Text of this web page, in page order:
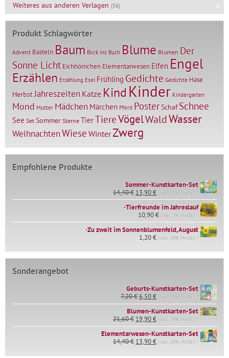
Weiteres aus anderen Verlagen (56)
Produkt Schlagwörter
Advent Basteln Baum Blick ins Buch Blume Blumen Der
Sonne Licht Eichhörnchen Elementarwesen Elfen Engel
Erzählen Erzählung Esel Frühling Gedichte Gedichte Hase
HerbstJahreszeitenKatze KindKinder Kindergarten
Mond Mutter Mädchen Märchen Pferd PosterSchaf Schnee
See Set Sommer Sterne TierTiereVögelWaldWasser
WeihnachtenWiese WinterZwerg
Empfohlene Produkte
Sommer-Kunstkarten-Set
14,40€ Ursprünglicher
Preis
war:
14,40 €
13,90€Aktueller
Preis
ist:
13,90 €.
(inkl. 19% MwSt.) *
∙Tierfreunde im Jahreslauf
10,90€ (inkl. 7% MwSt.) *
∙Zu zweit im Sonnenblumenfeld, August
1,20€ (inkl. 19% MwSt.) *
Sonderangebot
Geburts-Kunstkarten-Set
7,20€Ursprünglicher
Preis
war:
7,20 €
6,50€Aktueller
Preis
ist:
6,50 €.
(inkl. 19% MwSt.) *
Blumen-Kunstkarten-Set
21,60€ Ursprünglicher
Preis
war:
21,60 €
19,90€Aktueller
Preis
ist:
19,90 €.
(inkl. 19% MwSt.) *
Elementarwesen-Kunstkarten-Set
14,40€ Ursprünglicher
war:
13,90€Aktueller
ist:
(inkl. 19% MwSt.) *